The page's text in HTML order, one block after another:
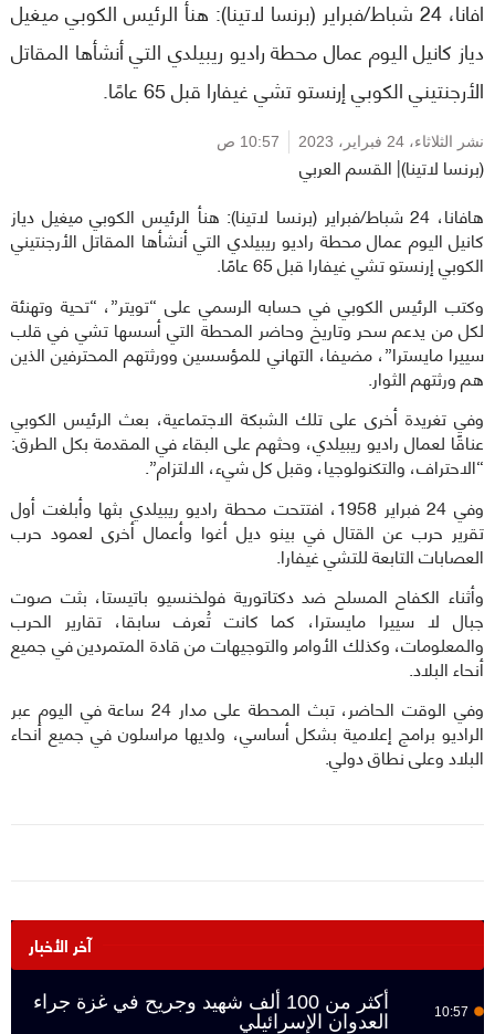
افانا، 24 شباط/فبراير (برنسا لاتينا): هنأ الرئيس الكوبي ميغيل
دياز كانيل اليوم عمال محطة راديو ريبيلدي التي أنشأها المقاتل
الأرجنتيني الكوبي إرنستو تشي غيفارا قبل 65 عامًا.
نشر الثلاثاء، 24 فبراير، 2023 10:57 ص
(برنسا لاتينا)| القسم العربي
هافانا، 24 شباط/فبراير (برنسا لاتينا): هنأ الرئيس الكوبي ميغيل دياز
كانيل اليوم عمال محطة راديو ريبيلدي التي أنشأها المقاتل الأرجنتيني
الكوبي إرنستو تشي غيفارا قبل 65 عامًا.
وكتب الرئيس الكوبي في حسابه الرسمي على “تويتر”، “تحية وتهنئة
لكل من يدعم سحر وتاريخ وحاضر المحطة التي أسسها تشي في قلب
سييرا مايسترا”، مضيفا، التهاني للمؤسسين وورثتهم المحترفين الذين
هم ورثتهم الثوار.
وفي تغريدة أخرى على تلك الشبكة الاجتماعية، بعث الرئيس الكوبي
عناقًا لعمال راديو ريبيلدي، وحثهم على البقاء في المقدمة بكل الطرق:
“الاحتراف، والتكنولوجيا، وقبل كل شيء، الالتزام”.
وفي 24 فبراير 1958، افتتحت محطة راديو ريبيلدي بثها وأبلغت أول
تقرير حرب عن القتال في بينو ديل أغوا وأعمال أخرى لعمود حرب
العصابات التابعة للتشي غيفارا.
وأثناء الكفاح المسلح ضد دكتاتورية فولخنسيو باتيستا، بثت صوت
جبال لا سييرا مايسترا، كما كانت تُعرف سابقا، تقارير الحرب
والمعلومات، وكذلك الأوامر والتوجيهات من قادة المتمردين في جميع
أنحاء البلاد.
وفي الوقت الحاضر، تبث المحطة على مدار 24 ساعة في اليوم عبر
الراديو برامج إعلامية بشكل أساسي، ولديها مراسلون في جميع أنحاء
البلاد وعلى نطاق دولي.
آخر الأخبار
10:57
أكثر من 100 ألف شهيد وجريح في غزة جراء
العدوان الإسرائيلي